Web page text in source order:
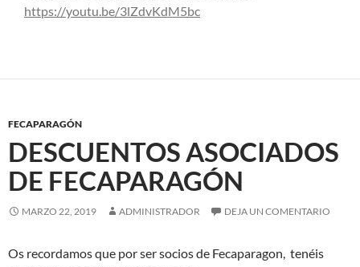
https://youtu.be/3lZdvKdM5bc
FECAPARAGÓN
DESCUENTOS ASOCIADOS
DE FECAPARAGÓN
MARZO 22, 2019 ADMINISTRADOR DEJA UN COMENTARIO
Os recordamos que por ser socios de Fecaparagon, tenéis